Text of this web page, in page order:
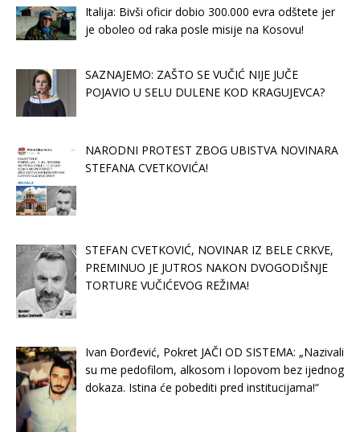
Italija: Bivši oficir dobio 300.000 evra odštete jer
je oboleo od raka posle misije na Kosovu!
SAZNAJEMO: ZAŠTO SE VUČIĆ NIJE JUČE
POJAVIO U SELU DULENE KOD KRAGUJEVCA?
NARODNI PROTEST ZBOG UBISTVA NOVINARA
STEFANA CVETKOVIĆA!
STEFAN CVETKOVIĆ, NOVINAR IZ BELE CRKVE,
PREMINUO JE JUTROS NAKON DVOGODIŠNJE
TORTURE VUČIĆEVOG REŽIMA!
Ivan Đorđević, Pokret JAČI OD SISTEMA: „Nazivali
su me pedofilom, alkosom i lopovom bez ijednog
dokaza. Istina će pobediti pred institucijama!“